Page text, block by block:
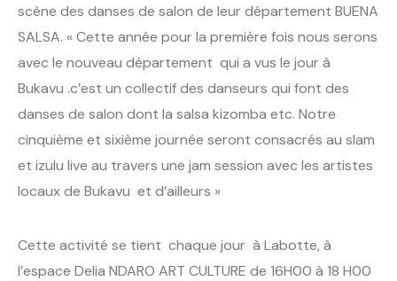
scène des danses de salon de leur département BUENA
SALSA. « Cette année pour la première fois nous serons
avec le nouveau département qui a vus le jour à
Bukavu .c’est un collectif des danseurs qui font des
danses de salon dont la salsa kizomba etc. Notre
cinquième et sixième journée seront consacrés au slam
et izulu live au travers une jam session avec les artistes
locaux de Bukavu et d’ailleurs »
Cette activité se tient chaque jour à Labotte, à
l’espace Delia NDARO ART CULTURE de 16H00 à 18 H00